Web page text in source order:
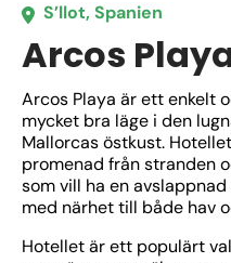
S’llot, Spanien
Arcos
Arcos Playa är ett enkelt
mycket bra läge i den
Mallorcas östkust.
promenad från stranden
som vill ha en
med närhet till både hav
Hotellet är ett populärt